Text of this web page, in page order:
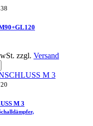
zzgl. Versand
M 3